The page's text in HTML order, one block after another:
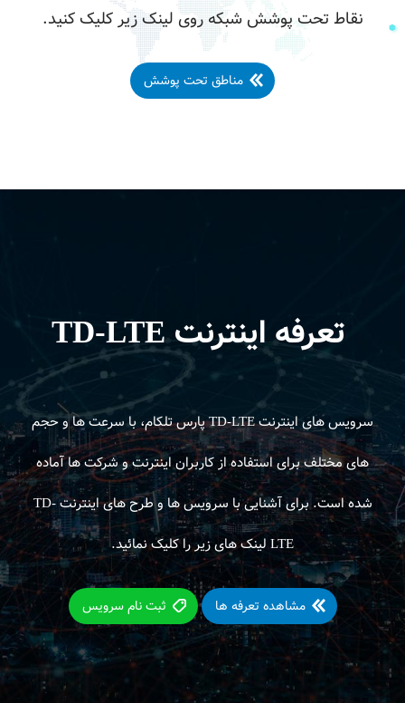
نقاط تحت پوشش شبکه روی لینک زیر کلیک کنید.
مناطق تحت پوشش
تعرفه اینترنت TD-LTE
سرویس های اینترنت TD-LTE پارس تلکام، با سرعت ها و حجم
های مختلف برای استفاده از کاربران اینترنت و شرکت ها آماده
شده است. برای آشنایی با سرویس ها و طرح های اینترنت TD-
LTE لینک های زیر را کلیک نمائید.
مشاهده تعرفه ها ثبت نام سرویس